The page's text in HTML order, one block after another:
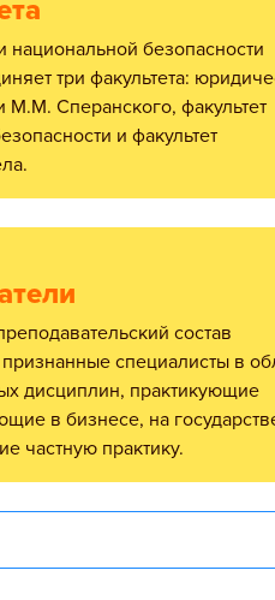
три факультета:
М.М. Сперанского, факультет
и факультет
признанные специалисты в
дисциплин, практикующие
в бизнесе, на
частную практику.